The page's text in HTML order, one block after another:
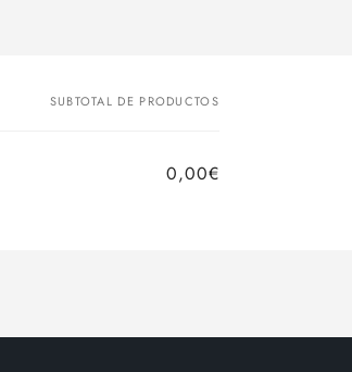
SUBTOTAL DE PRODUCTOS
0,00€